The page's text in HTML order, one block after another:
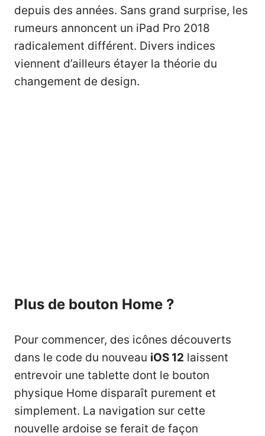
depuis des années. Sans grand surprise, les
rumeurs annoncent un iPad Pro 2018
radicalement différent. Divers indices
viennent d’ailleurs étayer la théorie du
changement de design.
Plus de bouton Home ?
Pour commencer, des icônes découverts
dans le code du nouveau iOS 12 laissent
entrevoir une tablette dont le bouton
physique Home disparaît purement et
simplement. La navigation sur cette
nouvelle ardoise se ferait de façon